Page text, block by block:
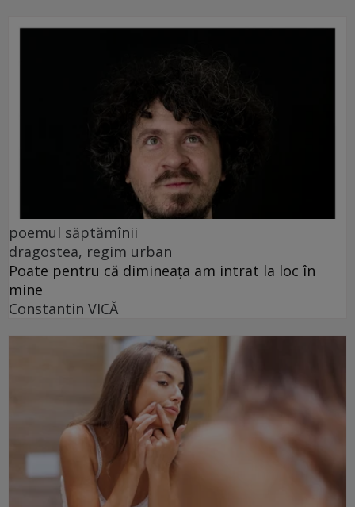
poemul săptămînii
dragostea, regim urban
Poate pentru că dimineața am intrat la loc în
mine
Constantin VICĂ